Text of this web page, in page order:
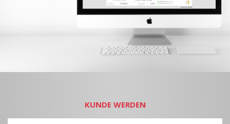
KUNDE WERDEN